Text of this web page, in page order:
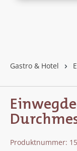
Gastro & Hotel
Produktnummer: